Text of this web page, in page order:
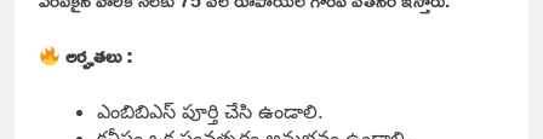
అర్హతలు :
ఎంబిబిఎస్ పూర్తి చేసి ఉండాలి.